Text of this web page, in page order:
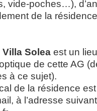
vide-poches…),
de la
Villa Solea est un
de cette AG
à ce sujet).
de la résidence
à l’adresse